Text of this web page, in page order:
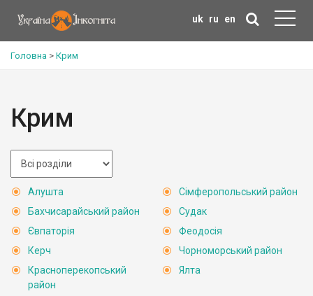
uk ru en
Головна > Крим
Крим
Алушта
Бахчисарайський район
Євпаторія
Керч
Красноперекопський
район
Сімферопольський район
Судак
Феодосія
Чорноморський район
Ялта